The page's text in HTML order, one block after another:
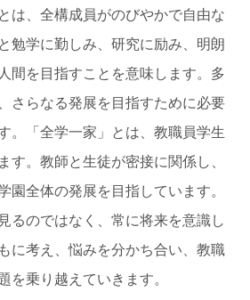
は、全構成員がのびやかで自由な
勉学に勤しみ、研究に励み、明朗
間を目指すことを意味します。多
さらなる発展を目指すために必要
。「全学一家」とは、教職員学生
す。教師と生徒が密接に関係し、
園全体の発展を目指しています。
るのではなく、常に将来を意識し
に考え、悩みを分かち合い、教職
を乗り越えていきます。